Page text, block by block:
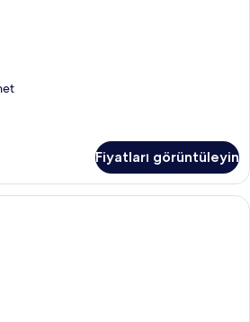
Fiyatları görüntüleyin